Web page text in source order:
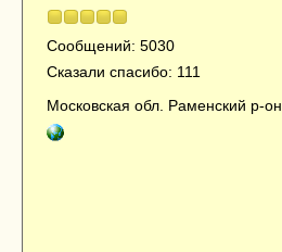
Сообщений: 5030
Сказали спасибо: 111
Московская обл. Раменский р-он